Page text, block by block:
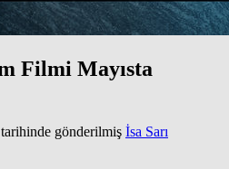
Filmi Mayısta
tarihinde gönderilmiş İsa Sarı